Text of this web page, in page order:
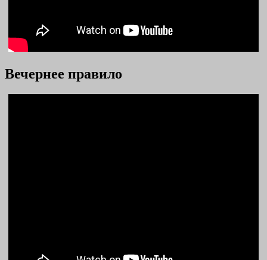
Вечернее правило